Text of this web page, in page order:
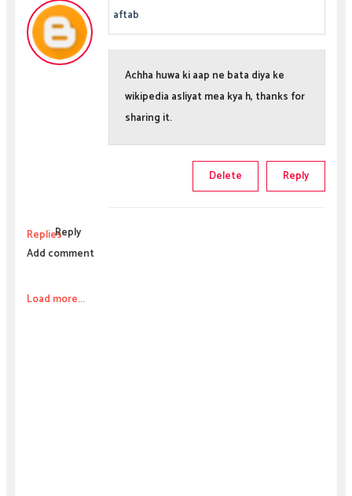
aftab
Achha huwa ki aap ne bata diya ke
wikipedia asliyat mea kya h, thanks for
sharing it.
Reply
Delete
RepliesReply
Add comment
Load more...